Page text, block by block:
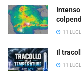
11
Il
11